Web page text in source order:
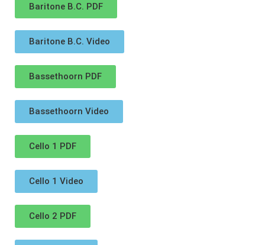
Baritone B.C. PDF
Baritone B.C. Video
Bassethoorn PDF
Bassethoorn Video
Cello 1 PDF
Cello 1 Video
Cello 2 PDF